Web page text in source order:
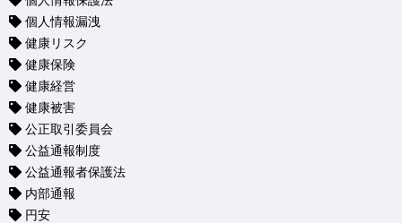
個人情報漏洩
健康リスク
健康保険
健康経営
健康被害
公正取引委員会
公益通報制度
公益通報者保護法
内部通報
円安